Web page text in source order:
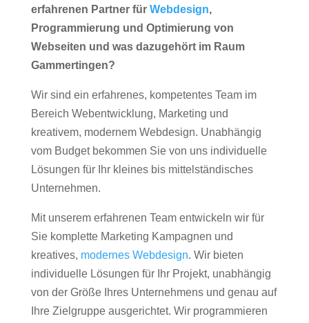
erfahrenen Partner für Webdesign,
Programmierung und Optimierung von
Webseiten und was dazugehört im Raum
Gammertingen?
Wir sind ein erfahrenes, kompetentes Team im
Bereich Webentwicklung, Marketing und
kreativem, modernem Webdesign. Unabhängig
vom Budget bekommen Sie von uns individuelle
Lösungen für Ihr kleines bis mittelständisches
Unternehmen.
Mit unserem erfahrenen Team entwickeln wir für
Sie komplette Marketing Kampagnen und
kreatives, modernes Webdesign. Wir bieten
individuelle Lösungen für Ihr Projekt, unabhängig
von der Größe Ihres Unternehmens und genau auf
Ihre Zielgruppe ausgerichtet. Wir programmieren